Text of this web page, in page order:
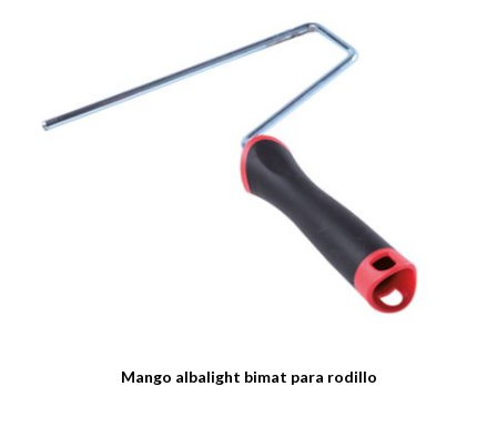
Mango albalight bimat para rodillo